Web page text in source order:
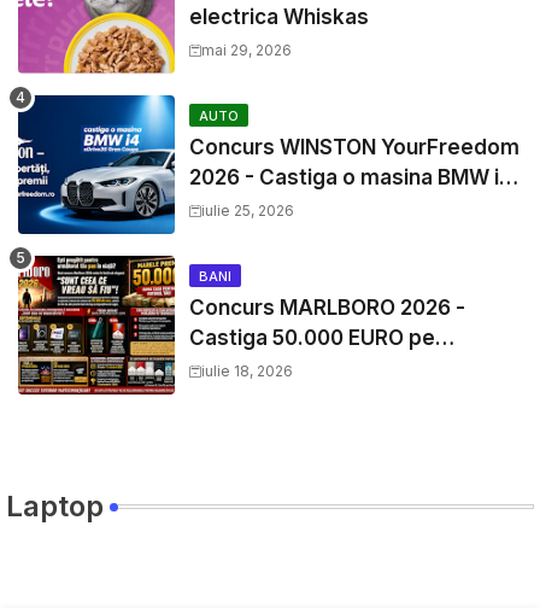
electrica Whiskas
mai 29, 2026
AUTO
Concurs WINSTON YourFreedom
2026 - Castiga o masina BMW i4
si mii de premii cash
iulie 25, 2026
BANI
Concurs MARLBORO 2026 -
Castiga 50.000 EURO pe
YourDecision.ro
iulie 18, 2026
Laptop